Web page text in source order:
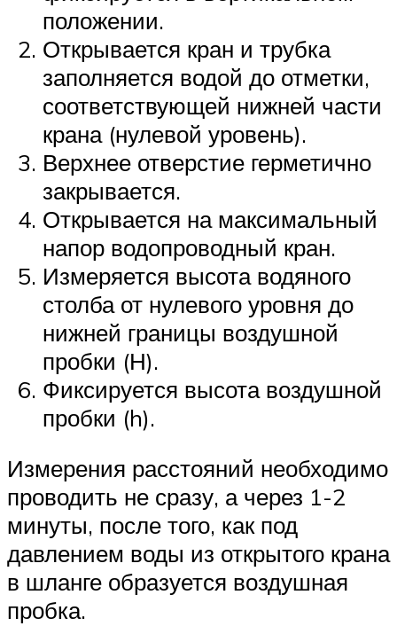
положении.
Открывается кран и трубка
заполняется водой до отметки,
соответствующей нижней части
крана (нулевой уровень).
Верхнее отверстие герметично
закрывается.
Открывается на максимальный
напор водопроводный кран.
Измеряется высота водяного
столба от нулевого уровня до
нижней границы воздушной
пробки (Н).
Фиксируется высота воздушной
пробки (h).
Измерения расстояний необходимо
проводить не сразу, а через 1-2
минуты, после того, как под
давлением воды из открытого крана
в шланге образуется воздушная
пробка.